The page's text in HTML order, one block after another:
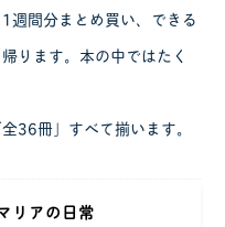
週間分まとめ買い、できる
ります。本の中ではたく
36冊」すべて揃います。
リアの日常